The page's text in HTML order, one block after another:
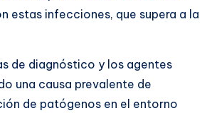
estas infecciones, que supera a la
de diagnóstico y los agentes
una causa prevalente de
de patógenos en el entorno